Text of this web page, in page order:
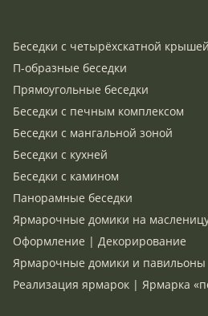
Беседки с четырёхскатной крышей
П-образные беседки
Прямоугольные беседки
Беседки с печным комплексом
Беседки с мангальной зоной
Беседки с кухней
Беседки с камином
Панорамные беседки
Ярмарочные домики на
Оформление | Декорирование
Ярмарочные домики и павильоны
Реализация ярмарок | Ярмарка